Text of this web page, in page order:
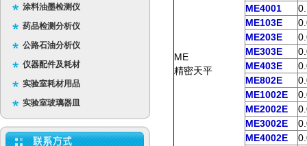
涂料油墨检测仪
药品检测分析仪
公路石油分析仪
仪器配件及耗材
实验室耗材用品
实验室玻璃器皿
ME
精密天平
ME4001
ME103E
ME203E
ME303E
ME403E
ME802E
ME1002E
ME2002E
ME3002E
ME4002E